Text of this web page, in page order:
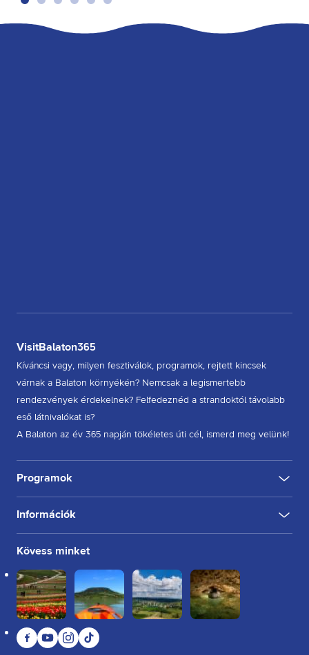
VisitBalaton365
Kíváncsi vagy, milyen fesztiválok, programok, rejtett kincsek
várnak a Balaton környékén? Nemcsak a legismertebb
rendezvények érdekelnek? Felfedeznéd a strandoktól távolabb
eső látnivalókat is?
A Balaton az év 365 napján tökéletes úti cél, ismerd meg velünk!
Programok
KULTÚRA FESZTIVÁL
TÚRA, SÉTA
KERÉKPÁROZÁS
Információk
Rólunk
Kapcsolat
Partnereink
Felhasználási feltételek
Adatkezelési tájékoztató
Sütikezelési tájékoztató
Kövess minket
Facebook
YouTubeInstagram
TikTok